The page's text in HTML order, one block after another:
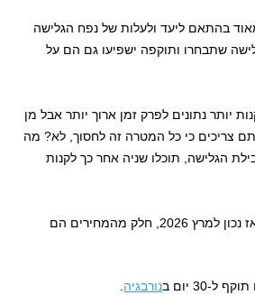
בהתאם ליעד ולעלות של נפח הגלישה
שתבחרו ותוקפה ישפיעו גם הם על
יותר נתונים לפרק זמן ארוך יותר אבל מן
צריכים כי כל המטרה זה לחסוך, לא? מה
הגלישה, תוכלו שניה אחר כך לקנות
ולו רק בשביל קנה המידה אז נכון למרץ 2026, חלק מהמחירים הם
נורבגיה